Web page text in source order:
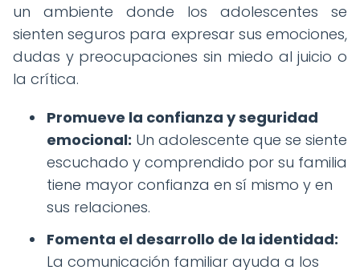
un ambiente donde los adolescentes se
sienten seguros para expresar sus emociones,
dudas y preocupaciones sin miedo al juicio o
la crítica.
Promueve la confianza y seguridad
emocional: Un adolescente que se siente
escuchado y comprendido por su familia
tiene mayor confianza en sí mismo y en
sus relaciones.
Fomenta el desarrollo de la identidad:
La comunicación familiar ayuda a los